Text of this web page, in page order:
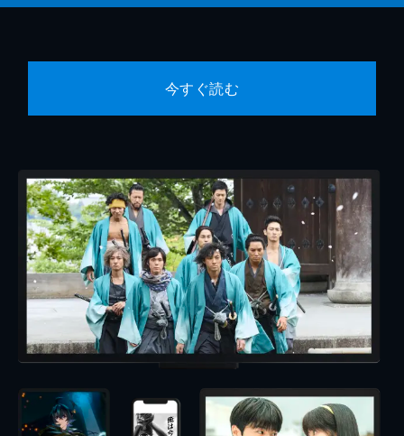
今すぐ読む